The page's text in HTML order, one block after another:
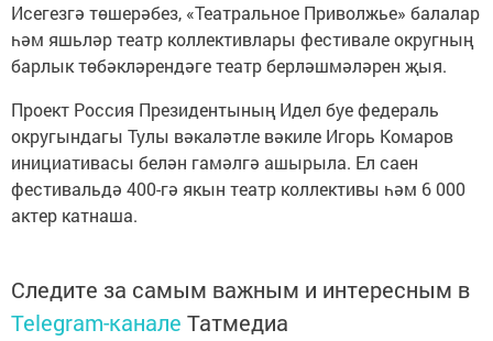
Исегезгә төшерәбез, «Театральное Приволжье» балалар
һәм яшьләр театр коллективлары фестивале округның
барлык төбәкләрендәге театр берләшмәләрен җыя.
Проект Россия Президентының Идел буе федераль
округындагы Тулы вәкаләтле вәкиле Игорь Комаров
инициативасы белән гамәлгә ашырыла. Ел саен
фестивальдә 400-гә якын театр коллективы һәм 6 000
актер катнаша.
Следите за самым важным и интересным в
Telegram-канале Татмедиа